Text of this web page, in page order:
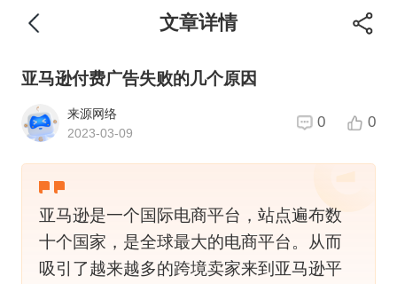
文章详情
亚马逊付费广告失败的几个原因
来源网络
2023-03-09
0 0
亚马逊是一个国际电商平台，站点遍布数
十个国家，是全球最大的电商平台。从而
吸引了越来越多的跨境卖家来到亚马逊平